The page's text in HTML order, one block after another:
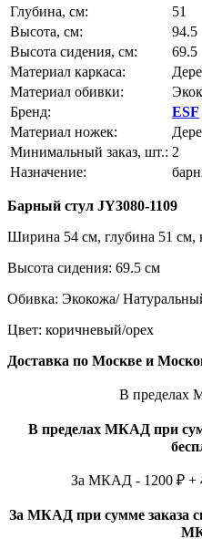
Глубина, см:
51
Высота, см:
94.5
Высота сидения, см:
69.5
Материал каркаса:
Материал обивки:
Бренд:
ESF
Материал ножек:
Минимальный заказ, шт.: 2
Назначение:
Барный стул JY3080-1109
Ширина 54 см, глубина 51 см,
Высота сидения: 69.5 см
Обивка: Экокожа/
Цвет: коричневый/орех
Доставка по Москве и
В пределах
В пределах МКАД при
За МКАД - 1200 ₽ +
За МКАД при сумме заказа